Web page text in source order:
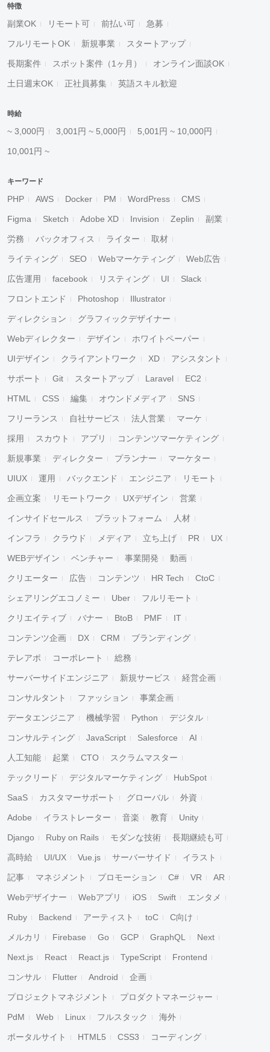
特徴
副業OK リモート可 前払い可 急募
フルリモートOK 新規事業 スタートアップ
長期案件 スポット案件（1ヶ月） オンライン面談OK
土日週末OK 正社員募集 英語スキル歓迎
時給
~ 3,000円 3,001円 ~ 5,000円 5,001円 ~ 10,000円
10,001円 ~
キーワード
PHP AWS Docker PM WordPress CMS
Figma Sketch Adobe XD Invision Zeplin 副業
労務 バックオフィス ライター 取材
ライティング SEO Webマーケティング Web広告
広告運用 facebook リスティング UI Slack
フロントエンド Photoshop Illustrator
ディレクション グラフィックデザイナー
Webディレクター デザイン ホワイトペーパー
UIデザイン クライアントワーク XD アシスタント
サポート Git スタートアップ Laravel EC2
HTML CSS 編集 オウンドメディア SNS
フリーランス 自社サービス 法人営業 マーケ
採用 スカウト アプリ コンテンツマーケティング
新規事業 ディレクター プランナー マーケター
UIUX 運用 バックエンド エンジニア リモート
企画立案 リモートワーク UXデザイン 営業
インサイドセールス プラットフォーム 人材
インフラ クラウド メディア 立ち上げ PR UX
WEBデザイン ベンチャー 事業開発 動画
クリエーター 広告 コンテンツ HR Tech CtoC
シェアリングエコノミー Uber フルリモート
クリエイティブ バナー BtoB PMF IT
コンテンツ企画 DX CRM ブランディング
テレアポ コーポレート 総務
サーバーサイドエンジニア 新規サービス 経営企画
コンサルタント ファッション 事業企画
データエンジニア 機械学習 Python デジタル
コンサルティング JavaScript Salesforce AI
人工知能 起業 CTO スクラムマスター
テックリード デジタルマーケティング HubSpot
SaaS カスタマーサポート グローバル 外資
Adobe イラストレーター 音楽 教育 Unity
Django Ruby on Rails モダンな技術 長期継続も可
高時給 UI/UX Vue.js サーバーサイド イラスト
記事 マネジメント プロモーション C# VR AR
Webデザイナー Webアプリ iOS Swift エンタメ
Ruby Backend アーティスト toC C向け
メルカリ Firebase Go GCP GraphQL Next
Next.js React React.js TypeScript Frontend
コンサル Flutter Android 企画
プロジェクトマネジメント プロダクトマネージャー
PdM Web Linux フルスタック 海外
ポータルサイト HTML5 CSS3 コーディング